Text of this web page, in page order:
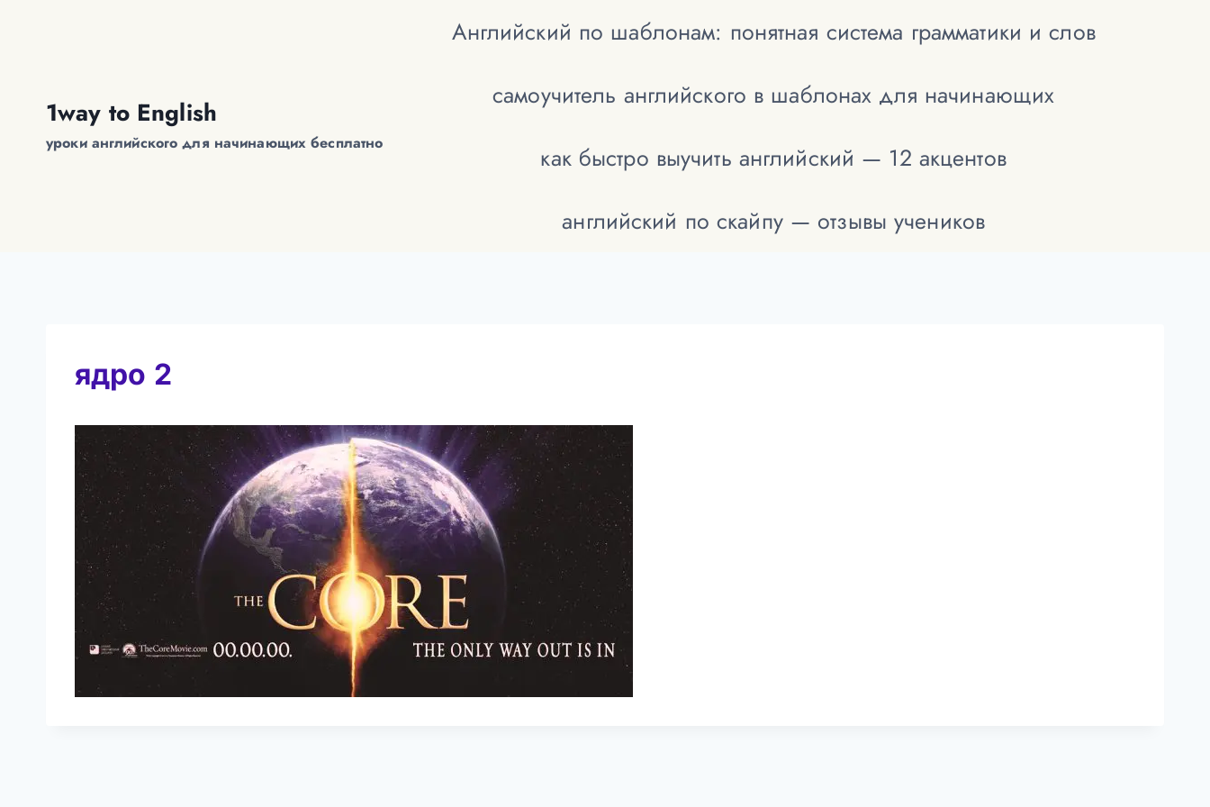
1way to English
уроки английского для начинающих бесплатно
Английский по шаблонам: понятная система грамматики и слов
самоучитель английского в шаблонах для начинающих
как быстро выучить английский — 12 акцентов
английский по скайпу — отзывы учеников
ядро 2